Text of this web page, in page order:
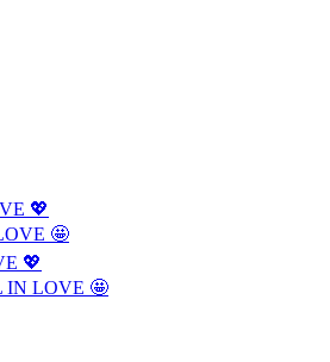
💖
🤩
💖
IN LOVE 🤩